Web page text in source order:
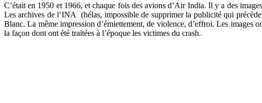
C’était en 1950 et 1966, et chaque fois des avions d’Air India. Il y a des
Les archives de l‘INA (hélas, impossible de supprimer la publicité qui
Blanc. La même impression d’émiettement, de violence, d’effroi. Les images
la façon dont ont été traitées à l’époque les victimes du crash.